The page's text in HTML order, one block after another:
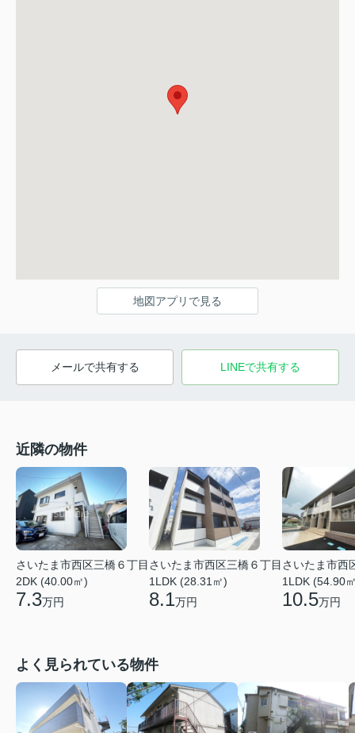
地図アプリで見る
メールで共有する LINEで共有する
近隣の物件
さいたま市西区三橋６丁目
2DK (40.00㎡)
7.3万円
さいたま市西区三橋６丁目
1LDK (28.31㎡)
8.1万円
さいたま市西
1LDK (54.90
10.5万円
よく見られている物件